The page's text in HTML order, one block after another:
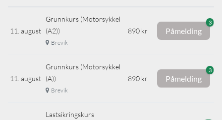
11. august
Grunnkurs (Motorsykkel
(A2))
Brevik
890 kr Påmelding
3
11. august
Grunnkurs (Motorsykkel
(A))
Brevik
890 kr Påmelding
3
Lastsikringskurs